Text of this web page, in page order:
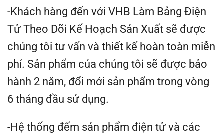
-Khách hàng đến với VHB Làm Bảng Điện
Tử Theo Dõi Kế Hoạch Sản Xuất sẽ được
chúng tôi tư vấn và thiết kế hoàn toàn miễn
phí. Sản phẩm của chúng tôi sẽ được bảo
hành 2 năm, đổi mới sản phẩm trong vòng
6 tháng đầu sử dụng.
-Hệ thống đếm sản phẩm điện tử và các